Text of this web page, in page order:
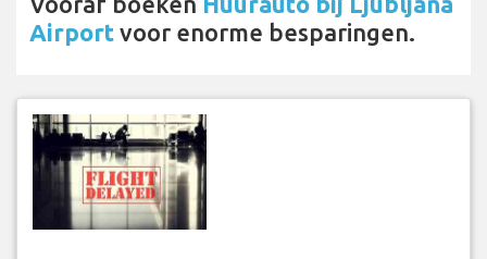
Airport voor enorme besparingen.